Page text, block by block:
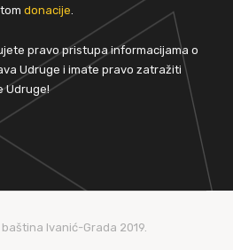
donacije.
pravo pristupa informacijama o
Udruge i imate pravo zatražiti
Udruge!
Ivanić-Grada 2019.